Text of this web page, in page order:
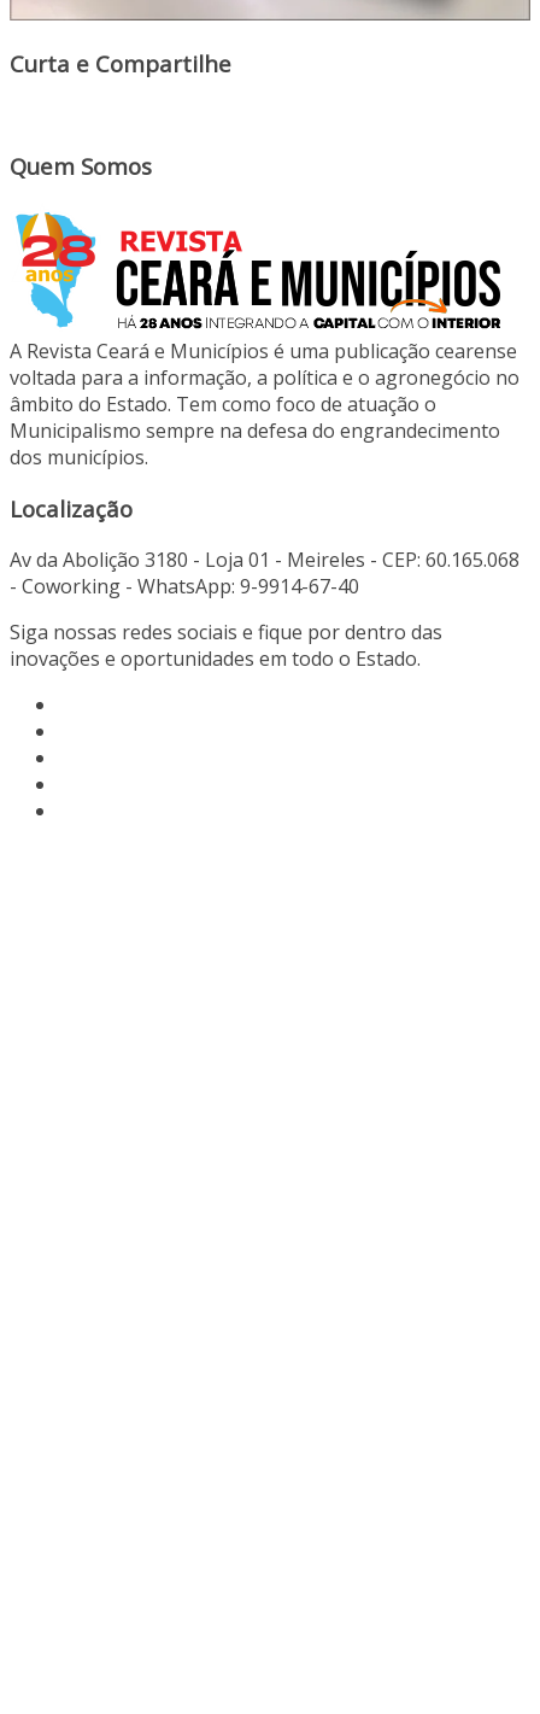
Curta e Compartilhe
Quem Somos
A Revista Ceará e Municípios é uma publicação cearense
voltada para a informação, a política e o agronegócio no
âmbito do Estado. Tem como foco de atuação o
Municipalismo sempre na defesa do engrandecimento
dos municípios.
Localização
Av da Abolição 3180 - Loja 01 - Meireles - CEP: 60.165.068
- Coworking - WhatsApp: 9-9914-67-40
Siga nossas redes sociais e fique por dentro das
inovações e oportunidades em todo o Estado.